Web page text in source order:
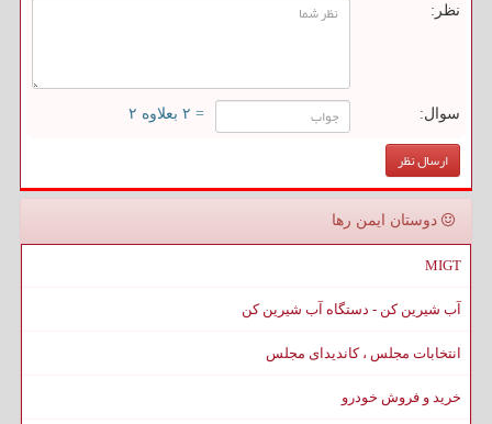
نظر:
سوال: = ۲ بعلاوه ۲
دوستان ایمن رها
MIGT
آب شیرین کن - دستگاه آب شیرین کن
انتخابات مجلس ، کاندیدای مجلس
خرید و فروش خودرو